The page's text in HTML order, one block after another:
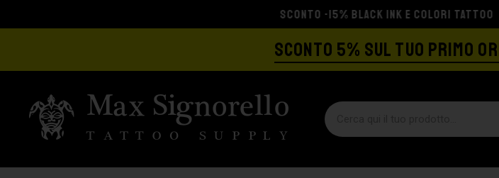
SPEDIZIONE GRATIS A
SCONTO 5% SUL TUO PRIMO